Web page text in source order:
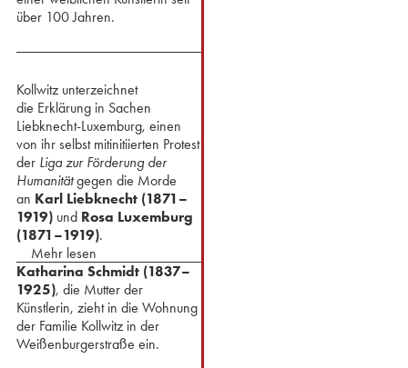
über 100 Jahren.
Kollwitz unterzeichnet
die Erklärung in Sachen
Liebknecht-Luxemburg, einen
von ihr selbst mitinitiierten Protest
der Liga zur Förderung der
Humanitätgegen die Morde
an Karl Liebknecht (1871–
1919)und Rosa Luxemburg
(1871–1919).
Mehr lesen
Katharina Schmidt (1837–
1925), die Mutter der
Künstlerin, zieht in die Wohnung
der Familie Kollwitz in der
Weißenburgerstraße ein.